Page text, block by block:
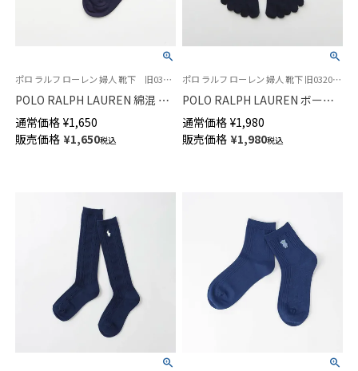
ポロ ラルフ ローレン 婦人 靴下 旧03207893
POLO RALPH LAUREN 綿混 特
殊設計 ワイドヒール 足裏メッ
シュ スニーカー丈 ソックス レ
ディース 03207993
通常価格 ¥1,650
販売価格 ¥1,650税込
ポロ ラルフ ローレン 婦人 靴下 旧03207953
POLO RALPH LAUREN ボーダ
ー 5本指ソックス オーガニック
コットン混 ショート丈 レディ
ース 03207963
通常価格 ¥1,980
販売価格 ¥1,980税込